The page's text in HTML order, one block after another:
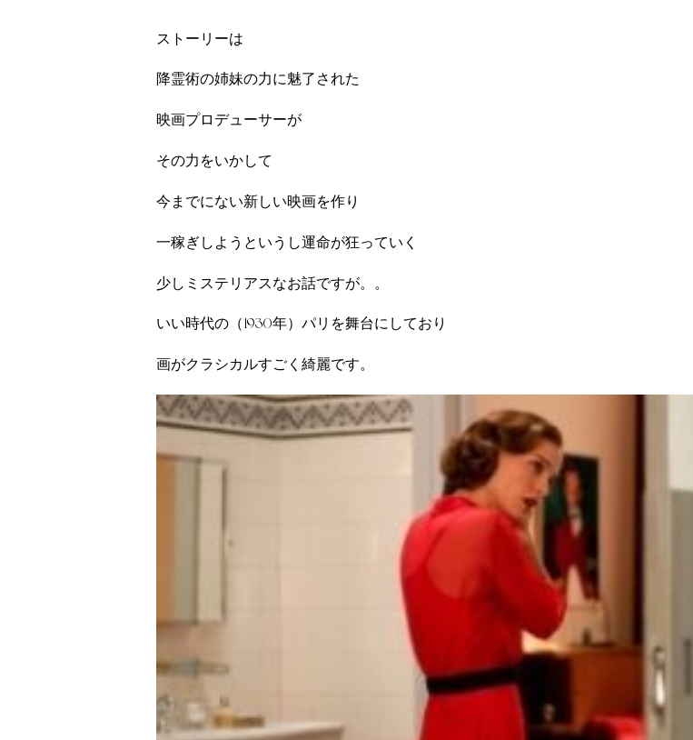
ストーリーは
降霊術の姉妹の力に魅了された
映画プロデューサーが
その力をいかして
今までにない新しい映画を作り
一稼ぎしようというし運命が狂っていく
少しミステリアスなお話ですが。。
いい時代の（1930年）パリを舞台にしており
画がクラシカルすごく綺麗です。